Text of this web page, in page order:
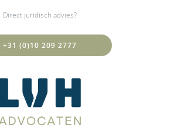
Direct juridisch advies?
+31 (0)10 209 2777